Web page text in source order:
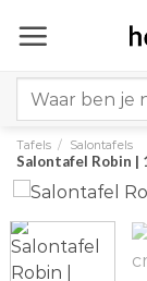
naar
for:
Tafels / Salontafels
Salontafel Robin |